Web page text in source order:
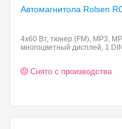
Автомагнитола Rolsen
4x60 Вт, тюнер (FM), MP3,
многоцветный дисплей, 1 DIN
Снято с производства